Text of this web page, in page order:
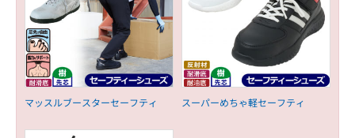
マッスルブースターセーフティ スーパーめちゃ軽セーフティ